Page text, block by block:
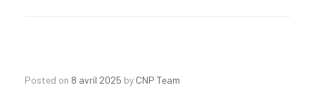
Posted on 8 avril 2025 by CNP Team